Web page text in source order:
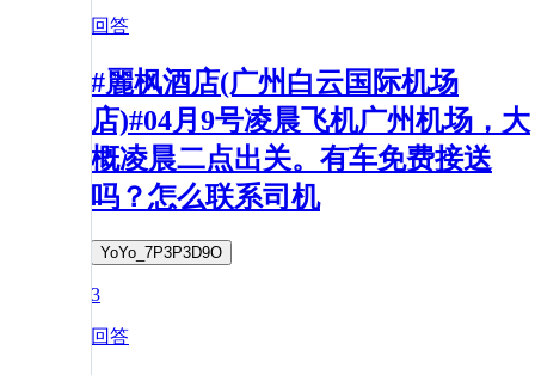
回答
#麗枫酒店(广州白云国际机场
店)#04月9号凌晨飞机广州机场，大
概凌晨二点出关。有车免费接送
吗？怎么联系司机
YoYo_7P3P3D9O
3
回答